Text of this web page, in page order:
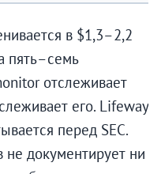
в $1,3–2,2
пять–семь
отслеживает
его. Lifeway
перед SEC.
не документирует ни